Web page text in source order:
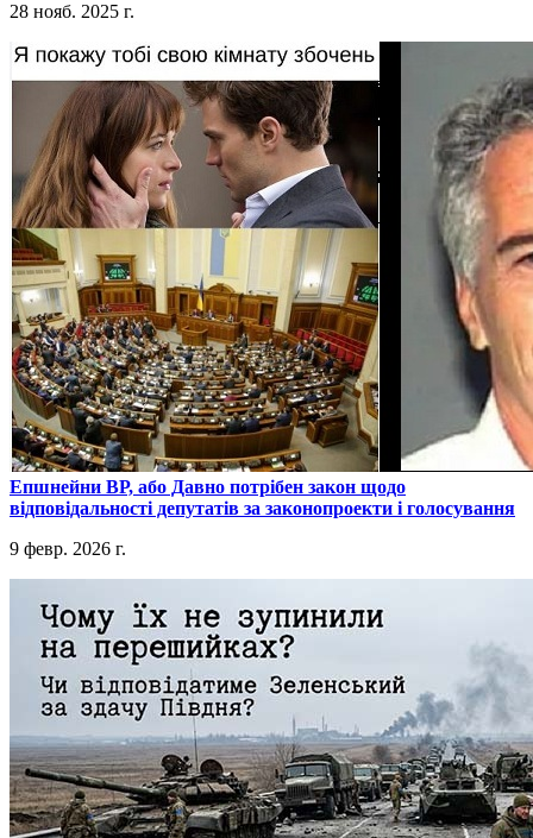
28 нояб. 2025 г.
​Епшнейни ВР, або Давно потрібен закон щодо
відповідальності депутатів за законопроекти і голосування
9 февр. 2026 г.